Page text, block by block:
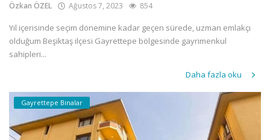
Özkan ÖZEL Ağustos 7, 2023 854
Yıl içerisinde seçim dönemine kadar geçen sürede, uzman emlakçı
olduğum Beşiktaş ilçesi Gayrettepe bölgesinde gayrimenkul
sahipleri...
Daha fazla oku
Gayrettepe Binalar